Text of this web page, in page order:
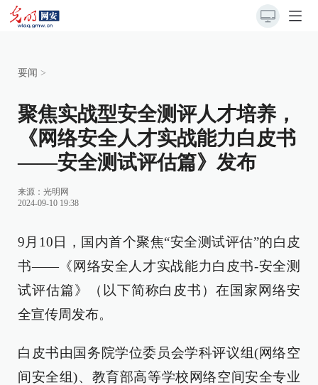
要闻 >
聚焦实战型安全测评人才培养，
《网络安全人才实战能力白皮书
——安全测试评估篇》发布
来源： 光明网
2024-09-10 19:38
9月10日，国内首个聚焦“安全测试评估”的白皮
书——《网络安全人才实战能力白皮书-安全测
试评估篇》（以下简称白皮书）在国家网络安
全宣传周发布。
白皮书由国务院学位委员会学科评议组(网络空
间安全组)、教育部高等学校网络空间安全专业